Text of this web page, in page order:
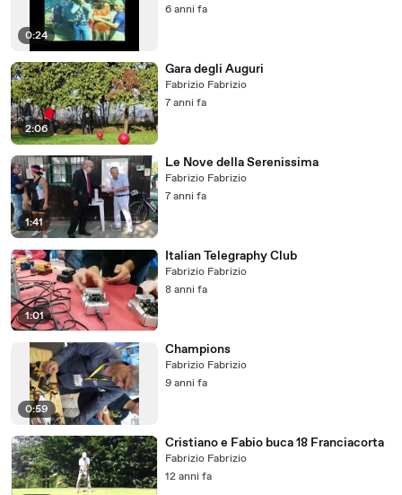
0:24
6 anni fa
2:06
Gara degli Auguri
Fabrizio Fabrizio
7 anni fa
1:41
Le Nove della Serenissima
Fabrizio Fabrizio
7 anni fa
1:01
Italian Telegraphy Club
Fabrizio Fabrizio
8 anni fa
0:59
Champions
Fabrizio Fabrizio
9 anni fa
Cristiano e Fabio buca 18 Franciacorta
Fabrizio Fabrizio
12 anni fa